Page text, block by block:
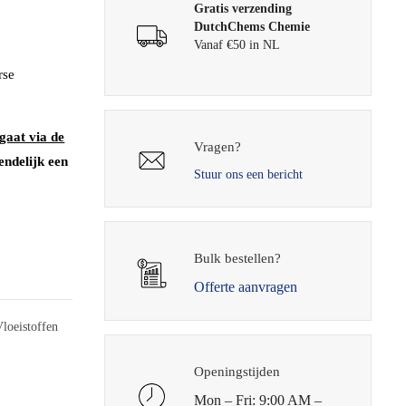
via de
een
Gratis verzending
DutchChems Chemie
Vanaf €50 in NL
Vragen?
Stuur ons een bericht
Bulk bestellen?
Offerte aanvragen
Openingstijden
Mon – Fri: 9:00 AM –